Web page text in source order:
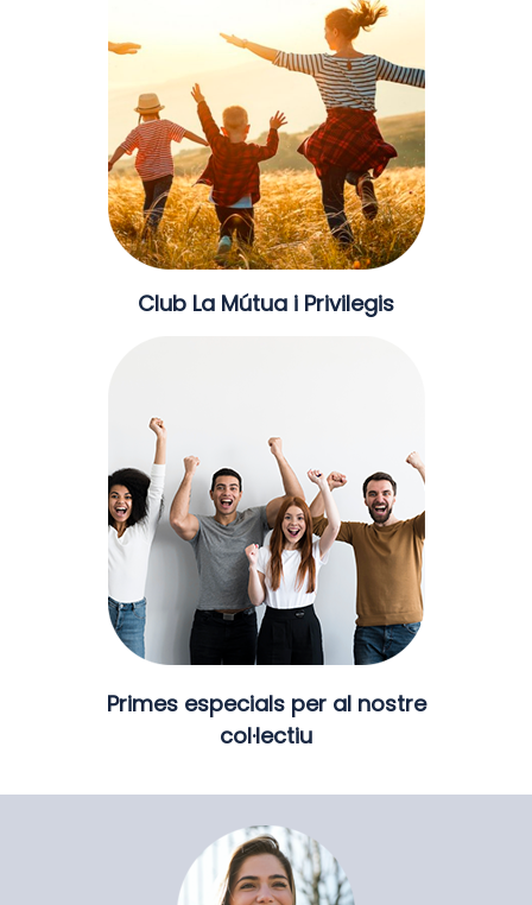
Club La Mútua i Privilegis
Primes especials per al nostre
col·lectiu